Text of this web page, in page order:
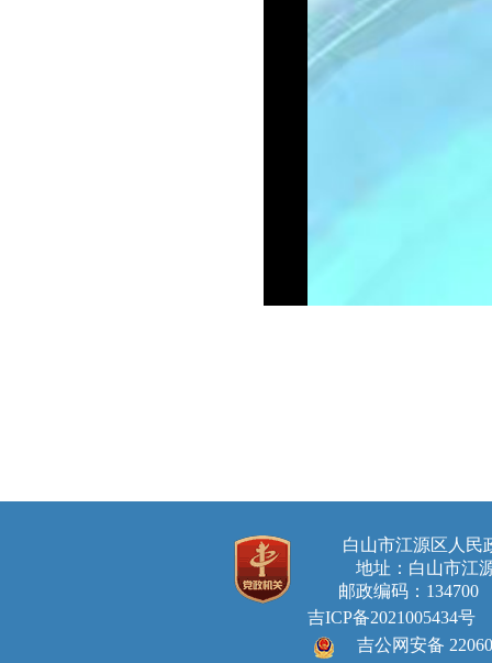
白山市江源区人
地址：白山市江
邮政编码：134700
吉ICP备2021005434号
吉公网安备